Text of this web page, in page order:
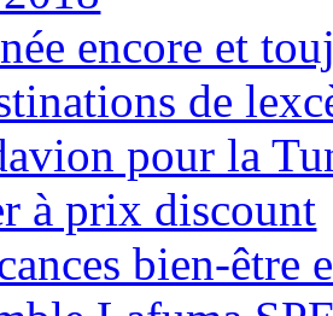
encore et
de
pour la
à prix discount
bien-être